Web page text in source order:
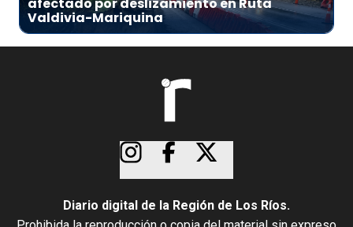
Valdivia-Mariquina
Diario digital de la Región de Los Ríos.